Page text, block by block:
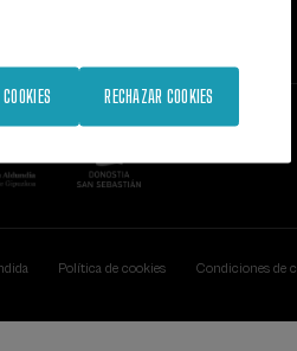
Política de cookies Condiciones de
RECHAZAR COOKIES